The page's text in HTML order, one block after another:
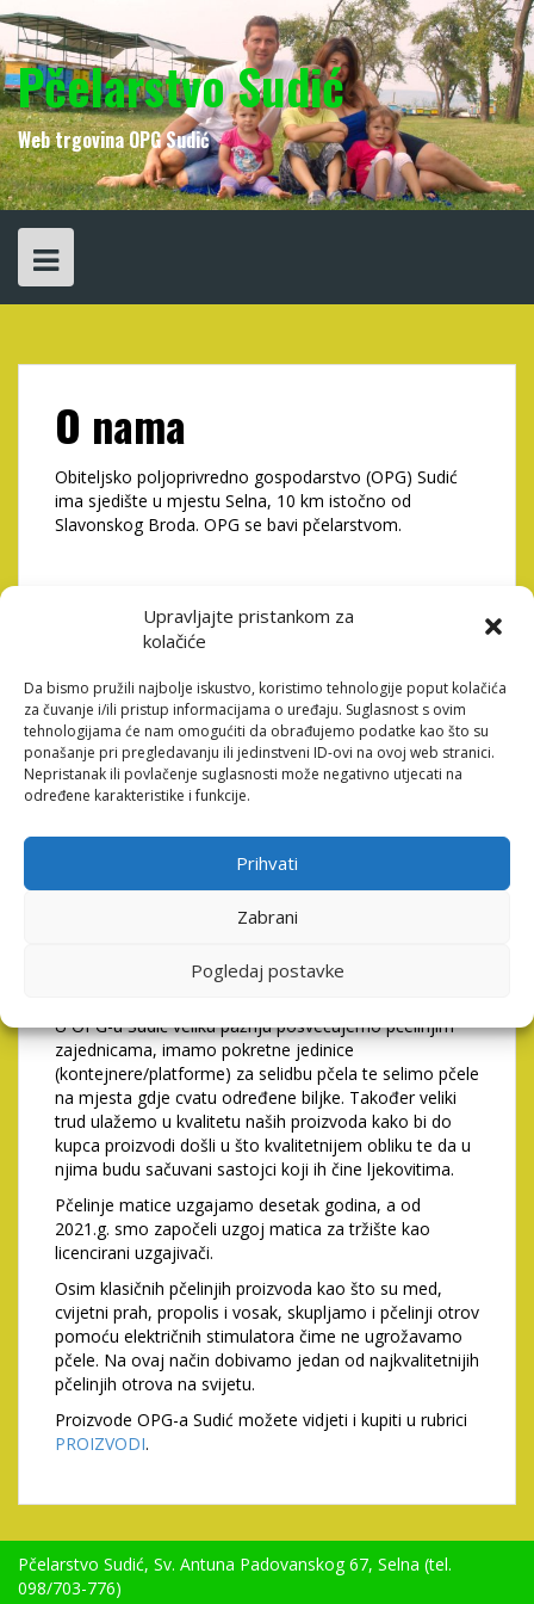
Upravljajte pristankom za
kolačiće
Da bismo pružili najbolje iskustvo, koristimo tehnologije poput kolačića
za čuvanje i/ili pristup informacijama o uređaju. Suglasnost s ovim
tehnologijama će nam omogućiti da obrađujemo podatke kao što su
ponašanje pri pregledavanju ili jedinstveni ID-ovi na ovoj web stranici.
Nepristanak ili povlačenje suglasnosti može negativno utjecati na
određene karakteristike i funkcije.
Prihvati
Zabrani
Pogledaj postavke
Skip
to
content
Pčelarstvo Sudić
Web trgovina OPG Sudić
O nama
Obiteljsko poljoprivredno gospodarstvo (OPG) Sudić
ima sjedište u mjestu Selna, 10 km istočno od
Slavonskog Broda. OPG se bavi pčelarstvom.
provedu radeći bez prestanka kako bi osigurale
budućnost svojoj zajednici (košnici), a nakon 50-ak
zajednica obnavlja novim jedinkama. Pčele nagonski
skupljaju nektar iz cvjetova biljaka koji pretvaraju u
med dodavanjem posebnih sastojaka koje proizvode u
svojem tijelu. Također skupljaju cvijetni prah (pelud) i
propolis kao i vodu koja je potrebna za
funkcioniranje zajednice.
leglo. Ukoliko u prirodi postoje dovoljne količine
nektara, a vremenski uvjeti to dozvole, pčele će
popuniti svo raspoloživo saće u košnici. Savjesni
količine im ostavljaju na raspolaganju kako bi
zajednica imala dovoljno za prezimljavanje.
U OPG-u Sudić veliku pažnju posvećujemo pčelinjim
zajednicama, imamo pokretne jedinice
(kontejnere/platforme) za selidbu pčela te selimo pčele
na mjesta gdje cvatu određene biljke. Također veliki
trud ulažemo u kvalitetu naših proizvoda kako bi do
kupca proizvodi došli u što kvalitetnijem obliku te da u
njima budu sačuvani sastojci koji ih čine ljekovitima.
Pčelinje matice uzgajamo desetak godina, a od
2021.g. smo započeli uzgoj matica za tržište kao
licencirani uzgajivači.
Osim klasičnih pčelinjih proizvoda kao što su med,
cvijetni prah, propolis i vosak, skupljamo i pčelinji otrov
pomoću električnih stimulatora čime ne ugrožavamo
pčele. Na ovaj način dobivamo jedan od najkvalitetnijih
pčelinjih otrova na svijetu.
Proizvode OPG-a Sudić možete vidjeti i kupiti u rubrici
PROIZVODI.
Pčelarstvo Sudić, Sv. Antuna Padovanskog 67, Selna (tel.
098/703-776)